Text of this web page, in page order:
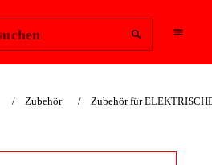
Zubehör Zubehör für